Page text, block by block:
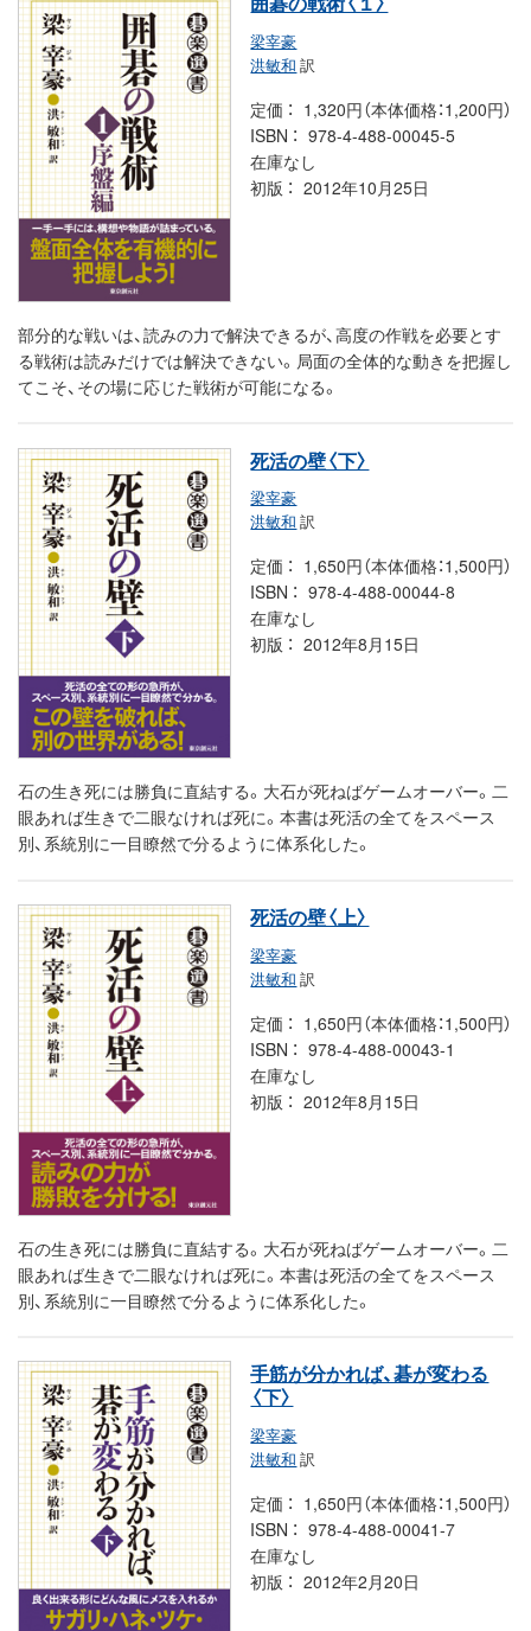
梁宰豪
洪敏和 訳
定価
1,320円（本体価格：1,200円）
ISBN
978-4-488-00045-5
在庫なし
初版
2012年10月25日
部分的な戦いは、読みの力で解決できるが、高度の作戦を必要とす
る戦術は読みだけでは解決できない。局面の全体的な動きを把握し
てこそ、その場に応じた戦術が可能になる。
死活の壁〈下〉
梁宰豪
洪敏和 訳
定価
1,650円（本体価格：1,500円）
ISBN
978-4-488-00044-8
在庫なし
初版
2012年8月15日
石の生き死には勝負に直結する。大石が死ねばゲームオーバー。二
眼あれば生きで二眼なければ死に。本書は死活の全てをスペース
別、系統別に一目瞭然で分るように体系化した。
死活の壁〈上〉
梁宰豪
洪敏和 訳
定価
1,650円（本体価格：1,500円）
ISBN
978-4-488-00043-1
在庫なし
初版
2012年8月15日
石の生き死には勝負に直結する。大石が死ねばゲームオーバー。二
眼あれば生きで二眼なければ死に。本書は死活の全てをスペース
別、系統別に一目瞭然で分るように体系化した。
手筋が分かれば、碁が変わる
〈下〉
梁宰豪
洪敏和 訳
定価
1,650円（本体価格：1,500円）
ISBN
978-4-488-00041-7
在庫なし
初版
2012年2月20日